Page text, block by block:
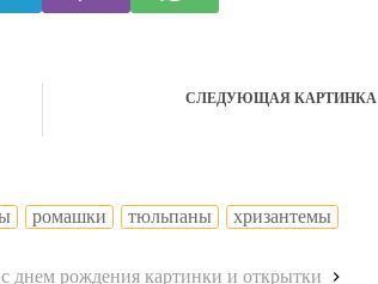
СЛЕДУЮЩАЯ КАРТИНКА
ромашки тюльпаны хризантемы
днем рождения картинки и открытки